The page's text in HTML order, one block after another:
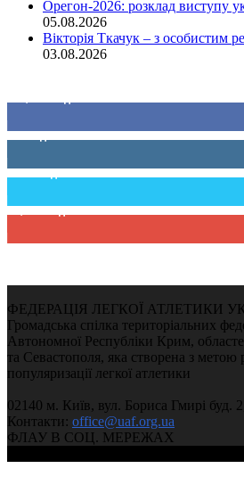
Орегон-2026: розклад виступу
05.08.2026
Вікторія Ткачук – з особистим
03.08.2026
ФЕДЕРАЦІЯ ЛЕГКОЇ АТЛЕТИКИ
Громадська спілка територіальних
Автономної Республіки Крим,
та Севастополя, яка створена з метою
популяризації легкої атлетики
02140 м. Київ, вул. Бориса Гмирі буд.
Контакти: office@uaf.org.ua
ФЛАУ В СОЦ. МЕРЕЖАХ